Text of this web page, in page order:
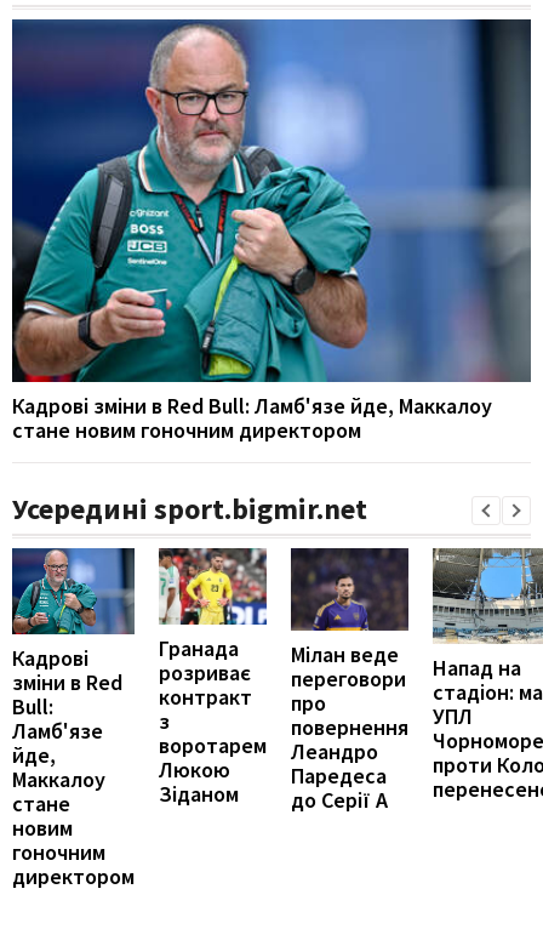
Кадрові зміни в Red Bull: Ламб'язе йде, Маккалоу
стане новим гоночним директором
Усередині sport.bigmir.net
Кадрові
зміни в Red
Bull:
Ламб'язе
йде,
Маккалоу
стане
новим
гоночним
директором
Гранада
розриває
контракт
з
воротарем
Люкою
Зіданом
Мілан веде
переговори
про
повернення
Леандро
Паредеса
до Серії А
Напад на
стадіон:
УПЛ
проти